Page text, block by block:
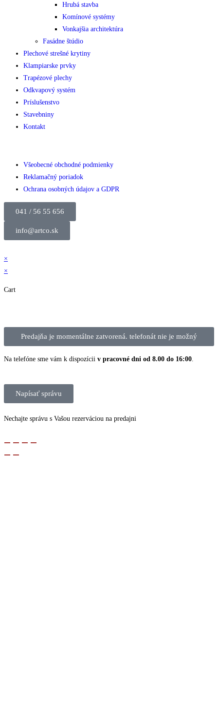
Hrubá stavba
Komínové systémy
Vonkajšia architektúra
Fasádne štúdio
Plechové strešné krytiny
Klampiarske prvky
Trapézové plechy
Odkvapový systém
Príslušenstvo
Stavebniny
Kontakt
Všeobecné obchodné podmienky
Reklamačný poriadok
Ochrana osobných údajov a GDPR
041 / 56 55 656
info@artco.sk
×
×
Cart
Predajňa je momentálne zatvorená. telefonát nie je možný
Na telefóne sme vám k dispozícii v pracovné dni od 8.00 do 16:00.
Napísať správu
Nechajte správu s Vašou rezerváciou na predajni